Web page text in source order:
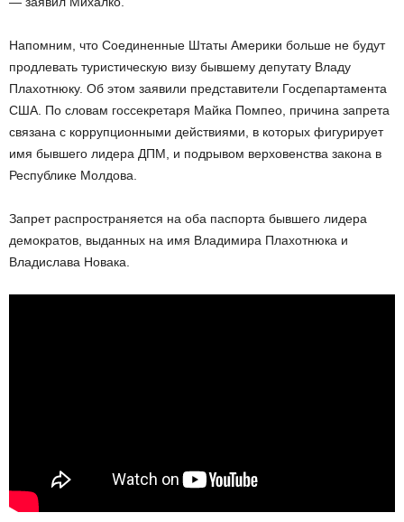
Напомним, что Соединенные Штаты Америки больше не будут
продлевать туристическую визу бывшему депутату Владу
Плахотнюку. Об этом заявили представители Госдепартамента
США. По словам госсекретаря Майка Помпео, причина запрета
связана с коррупционными действиями, в которых фигурирует
имя бывшего лидера ДПМ, и подрывом верховенства закона в
Республике Молдова.
Запрет распространяется на оба паспорта бывшего лидера
демократов, выданных на имя Владимира Плахотнюка и
Владислава Новака.